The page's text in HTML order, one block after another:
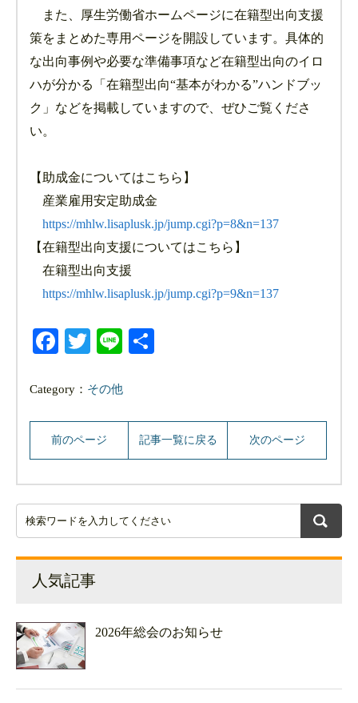
また、厚生労働省ホームページに在籍型出向支援
策をまとめた専用ページを開設しています。具体的
な出向事例や必要な準備事項など在籍型出向のイロ
ハが分かる「在籍型出向“基本がわかる”ハンドブッ
ク」などを掲載していますので、ぜひご覧くださ
い。
【助成金についてはこちら】
産業雇用安定助成金
https://mhlw.lisaplusk.jp/jump.cgi?p=8&n=137
【在籍型出向支援についてはこちら】
在籍型出向支援
https://mhlw.lisaplusk.jp/jump.cgi?p=9&n=137
Facebook
Twitter
Line
Category： その他
前のページ 記事一覧に戻る 次のページ
人気記事
2026年総会のお知らせ